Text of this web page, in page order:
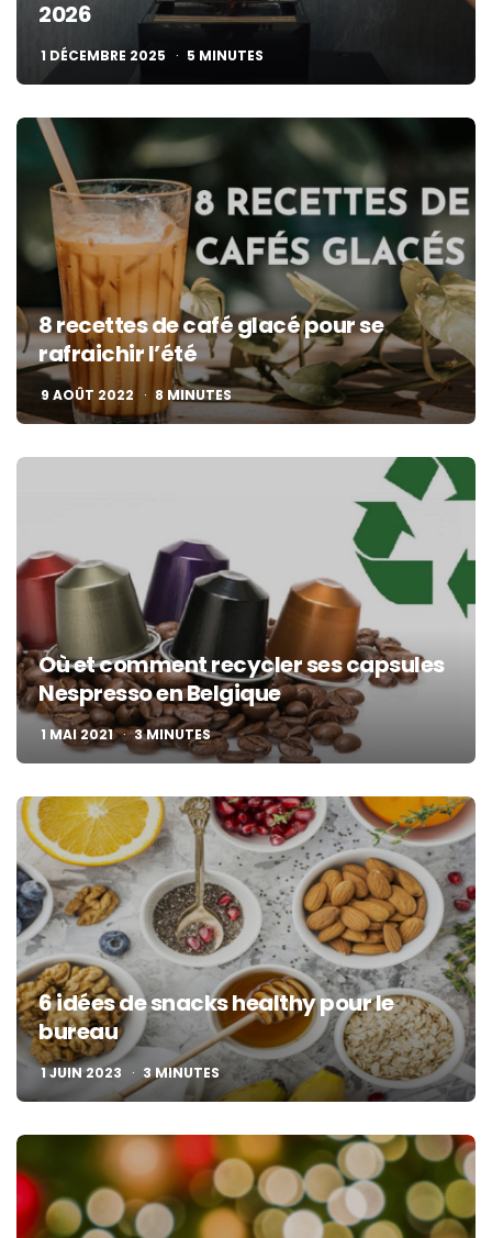
2026
1 DÉCEMBRE 2025 5 MINUTES
8 recettes de café glacé pour se
rafraichir l’été
9 AOÛT 2022 8 MINUTES
Où et comment recycler ses capsules
Nespresso en Belgique
1 MAI 2021 3MINUTES
6 idées de snacks healthy pour le
bureau
1 JUIN 2023 3MINUTES